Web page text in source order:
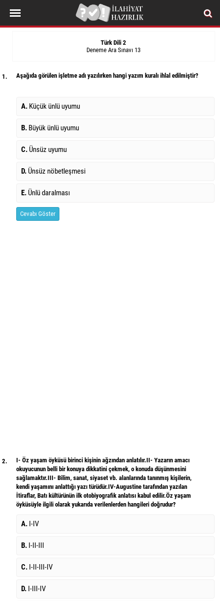
Türk Dili 2
Deneme Ara Sınavı 13
1. Aşağıda görülen işletme adı yazılırken hangi yazım kuralı ihlal edilmiştir?
A. Küçük ünlü uyumu
B. Büyük ünlü uyumu
C. Ünsüz uyumu
D. Ünsüz nöbetleşmesi
E. Ünlü daralması
Cevabı Göster
2.
I- Öz yaşam öyküsü birinci kişinin ağzından anlatılır.II- Yazarın amacı
okuyucunun belli bir konuya dikkatini çekmek, o konuda düşünmesini
sağlamaktır.III- Bilim, sanat, siyaset vb. alanlarında tanınmış kişilerin,
kendi yaşamını anlattığı yazı türüdür.IV-Augustine tarafından yazılan
İtiraflar, Batı kültürünün ilk otobiyografik anlatısı kabul edilir.Öz yaşam
öyküsüyle ilgili olarak yukarıda verilenlerden hangileri doğrudur?
A. I-IV
B. I-II-III
C. I-II-III-IV
D. I-III-IV